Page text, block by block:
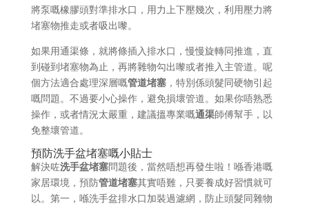
將泵嘅橡膠頭對準排水口，用力上下壓幾次，利用壓力將
堵塞物推走或者吸出嚟。
如果用通渠條，就將條插入排水口，慢慢旋轉同推進，直
到碰到堵塞物為止，再將雜物勾出嚟或者推入主管道。呢
個方法適合處理深層嘅管道堵塞，特別係頭髮同硬物引起
嘅問題。不過要小心操作，避免損壞管道。如果你唔熟悉
操作，或者情況太嚴重，建議搵專業嘅通渠師傅幫手，以
免整壞管道。
預防洗手盆堵塞嘅小貼士
解決咗洗手盆堵塞問題後，當然唔想再發生啦！喺香港嘅
家居環境，預防管道堵塞其實唔難，只要養成好習慣就可
以。第一，喺洗手盆排水口加裝過濾網，防止頭髮同雜物